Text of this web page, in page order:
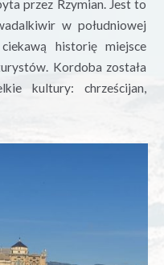
przez Rzymian. Jest to
w południowej
historię miejsce
Kordoba została
kultury: chrześcijan,